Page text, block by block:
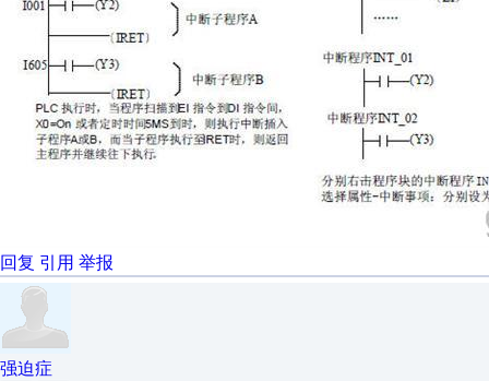
回复 引用 举报
强迫症